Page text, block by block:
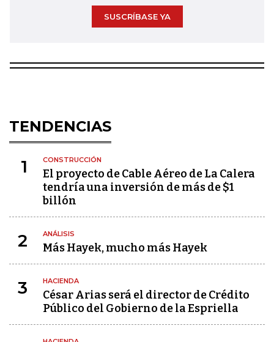
SUSCRÍBASE YA
TENDENCIAS
1 CONSTRUCCIÓN
El proyecto de Cable Aéreo de La Calera
tendría una inversión de más de $1
billón
2 ANÁLISIS
Más Hayek, mucho más Hayek
3 HACIENDA
César Arias será el director de Crédito
Público del Gobierno de la Espriella